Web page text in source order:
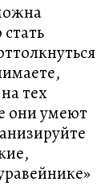
тех
они умеют